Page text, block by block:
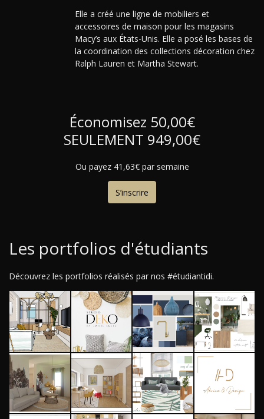
Elle a créé une ligne de mobiliers et
accessoires de maison pour les magasins
Macy’s aux États-Unis. Elle a posé les bases de
la coordination des collections décoration chez
Ralph Lauren et Martha Stewart.
Économisez 50,00€
SEULEMENT 949,00€
Ou payez 41,63€ par semaine
S’inscrire
Les portfolios d'étudiants
Découvrez les portfolios réalisés par nos #étudiantidi.